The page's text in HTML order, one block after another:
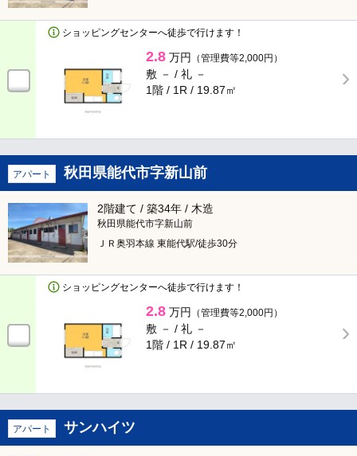
ショッピングセンターへ徒歩で行けます！
2.8 万円 （管理費等2,000円）
敷 － / 礼 －
1階 / 1R / 19.87㎡
アパート 秋田県能代市字新山前
2階建て / 築34年 / 木造
秋田県能代市字新山前
ＪＲ奥羽本線 東能代駅/徒歩30分
ショッピングセンターへ徒歩で行けます！
2.8 万円 （管理費等2,000円）
敷 － / 礼 －
1階 / 1R / 19.87㎡
アパート サンハイツ
TVインターフォン オートロック
防犯カメラ
部屋環境
フローリング
メゾネット エアコン
1階 2階以上
専用庭
バルコニー・ベランダ
南向き 床暖房
ルーフバルコニー